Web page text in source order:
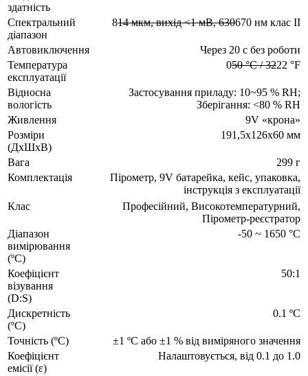
здатність
Спектральний
діапазон
814 мкм, вихід <1 мВ, 630670 нм клас ІІ
Автовиключення
Через 20 с без роботи
Температура
експлуатації
050 °C / 3222 °F
Відносна
вологість
Застосування приладу: 10~95 % RH;
Зберігання: <80 % RH
Живлення
9V «крона»
Розміри
(ДхШхВ)
191,5х126х60 мм
Вага
299 г
Комплектація
Пірометр, 9V батарейка, кейс, упаковка,
інструкція з експлуатації
Клас
Професійний, Високотемпературний,
Пірометр-реєстратор
Діапазон
вимірювання
(ºC)
-50 ~ 1650 °C
Коефіцієнт
візування
(D:S)
50:1
Дискретність
(ºC)
0.1 ºC
Точність (ºC)
±1 ºC або ±1 % від виміряного значення
Коефіцієнт
емісії (ε)
Налаштовується, від 0.1 до 1.0